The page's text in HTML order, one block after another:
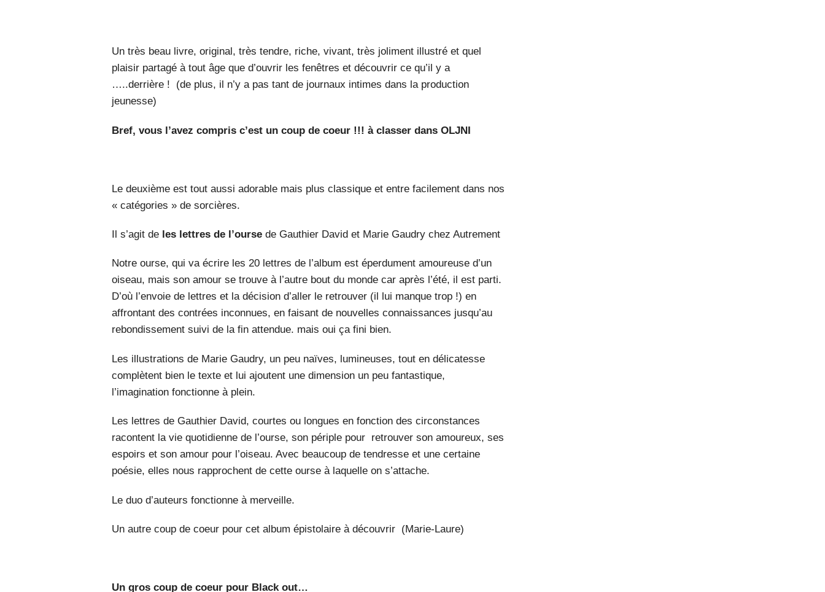
Un très beau livre, original, très tendre, riche, vivant, très joliment illustré et quel
plaisir partagé à tout âge que d’ouvrir les fenêtres et découvrir ce qu’il y a
…..derrière ! (de plus, il n’y a pas tant de journaux intimes dans la production
jeunesse)
Bref, vous l’avez compris c’est un coup de coeur !!! à classer dans OLJNI
Le deuxième est tout aussi adorable mais plus classique et entre facilement dans nos
« catégories » de sorcières.
Il s’agit de les lettres de l’ourse de Gauthier David et Marie Gaudry chez Autrement
Notre ourse, qui va écrire les 20 lettres de l’album est éperdument amoureuse d’un
oiseau, mais son amour se trouve à l’autre bout du monde car après l’été, il est parti.
D’où l’envoie de lettres et la décision d’aller le retrouver (il lui manque trop !) en
affrontant des contrées inconnues, en faisant de nouvelles connaissances jusqu’au
rebondissement suivi de la fin attendue. mais oui ça fini bien.
Les illustrations de Marie Gaudry, un peu naïves, lumineuses, tout en délicatesse
complètent bien le texte et lui ajoutent une dimension un peu fantastique,
l’imagination fonctionne à plein.
Les lettres de Gauthier David, courtes ou longues en fonction des circonstances
racontent la vie quotidienne de l’ourse, son périple pour retrouver son amoureux, ses
espoirs et son amour pour l’oiseau. Avec beaucoup de tendresse et une certaine
poésie, elles nous rapprochent de cette ourse à laquelle on s’attache.
Le duo d’auteurs fonctionne à merveille.
Un autre coup de coeur pour cet album épistolaire à découvrir (Marie-Laure)
Un gros coup de coeur pour Black out…